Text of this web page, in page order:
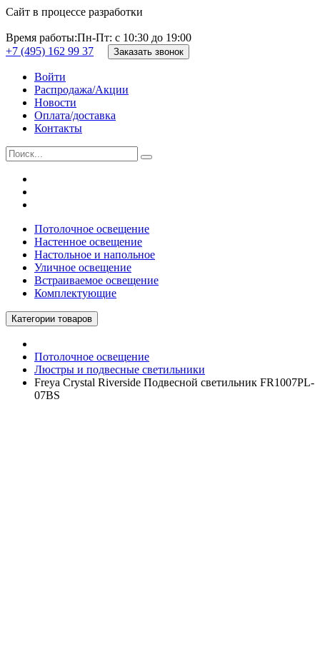
Сайт в процессе разработки
Время работы:Пн-Пт: с 10:30 до 19:00
+7 (495) 162 99 37
Заказать звонок
Войти
Распродажа/Акции
Новости
Оплата/доставка
Контакты
Потолочное освещение
Настенное освещение
Настольное и напольное
Уличное освещение
Встраиваемое освещение
Комплектующие
Категории товаров
Потолочное освещение
Люстры и подвесные светильники
Freya Crystal Riverside Подвесной светильник FR1007PL-
07BS